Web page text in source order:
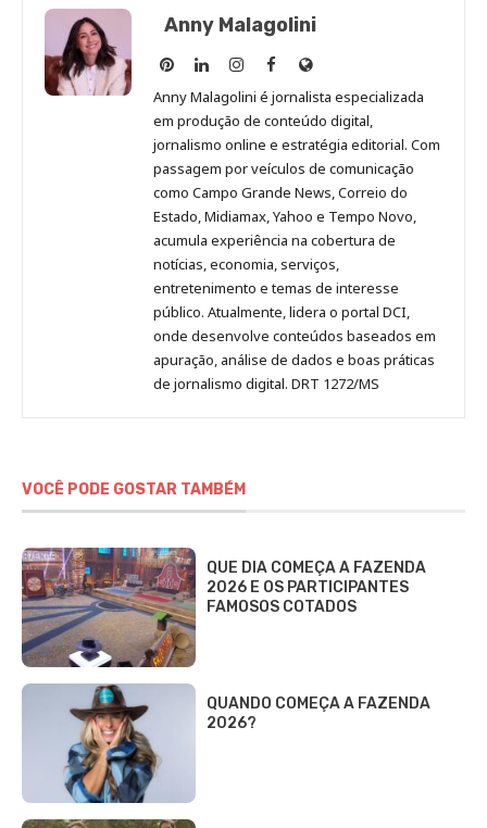
Anny Malagolini
Anny
Malagolini
no
Pinterest
Anny
Malagolini
no
LinkedIn
Anny
Malagolini
no
Instagram
Anny
Malagolini
no
Facebook
Site
de
Anny
Malagolini
Anny Malagolini é jornalista especializada
em produção de conteúdo digital,
jornalismo online e estratégia editorial. Com
passagem por veículos de comunicação
como Campo Grande News, Correio do
Estado, Midiamax, Yahoo e Tempo Novo,
acumula experiência na cobertura de
notícias, economia, serviços,
entretenimento e temas de interesse
público. Atualmente, lidera o portal DCI,
onde desenvolve conteúdos baseados em
apuração, análise de dados e boas práticas
de jornalismo digital. DRT 1272/MS
VOCÊ PODE GOSTAR TAMBÉM
QUE DIA COMEÇA A FAZENDA
2026 E OS PARTICIPANTES
FAMOSOS COTADOS
QUANDO COMEÇA A FAZENDA
2026?